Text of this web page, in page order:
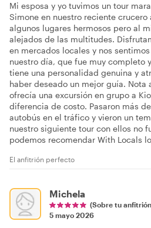
Mi esposa y yo tuvimos un tour
Simone en nuestro reciente crucero
algunos lugares hermosos pero al
alejados de las multitudes.
en mercados locales y nos
nuestro día, que fue muy completo
tiene una personalidad genuina y
haber deseado un mejor guía. Nota
ofrecía una excursión en grupo a
diferencia de costo. Pasaron más
autobús en el tráfico y vieron un
nuestro siguiente tour con ellos no
podemos recomendar With Locals
El anfitrión perfecto
Michela
(Sobre tu
5 mayo 2026